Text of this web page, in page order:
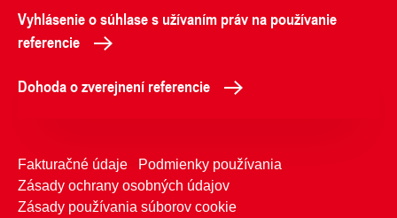
Vyhlásenie o súhlase s užívaním práv na používanie
referencie
Dohoda o zverejnení referencie
Fakturačné údaje
Podmienky používania
Zásady ochrany osobných údajov
Zásady používania súborov cookie